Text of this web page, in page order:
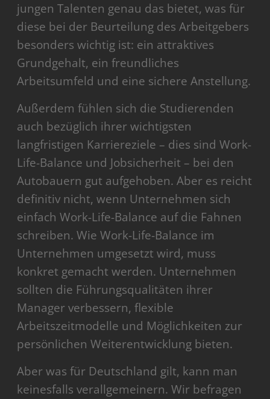
jungen Talenten genau das bietet, was für
diese bei der Beurteilung des Arbeitgebers
besonders wichtig ist: ein attraktives
Grundgehalt, ein freundliches
Arbeitsumfeld und eine sichere Anstellung.
Außerdem fühlen sich die Studierenden
auch bezüglich ihrer wichtigsten
langfristigen Karriereziele – dies sind Work-
Life-Balance und Jobsicherheit – bei den
Autobauern gut aufgehoben. Aber es reicht
definitiv nicht, wenn Unternehmen sich
einfach Work-Life-Balance auf die Fahnen
schreiben. Wie Work-Life-Balance im
Unternehmen umgesetzt wird, muss
konkret gemacht werden. Unternehmen
sollten die Führungsqualitäten ihrer
Manager verbessern, flexible
Arbeitszeitmodelle und Möglichkeiten zur
persönlichen Weiterentwicklung bieten.
Aber was für Deutschland gilt, kann man
keinesfalls verallgemeinern. Wir befragen